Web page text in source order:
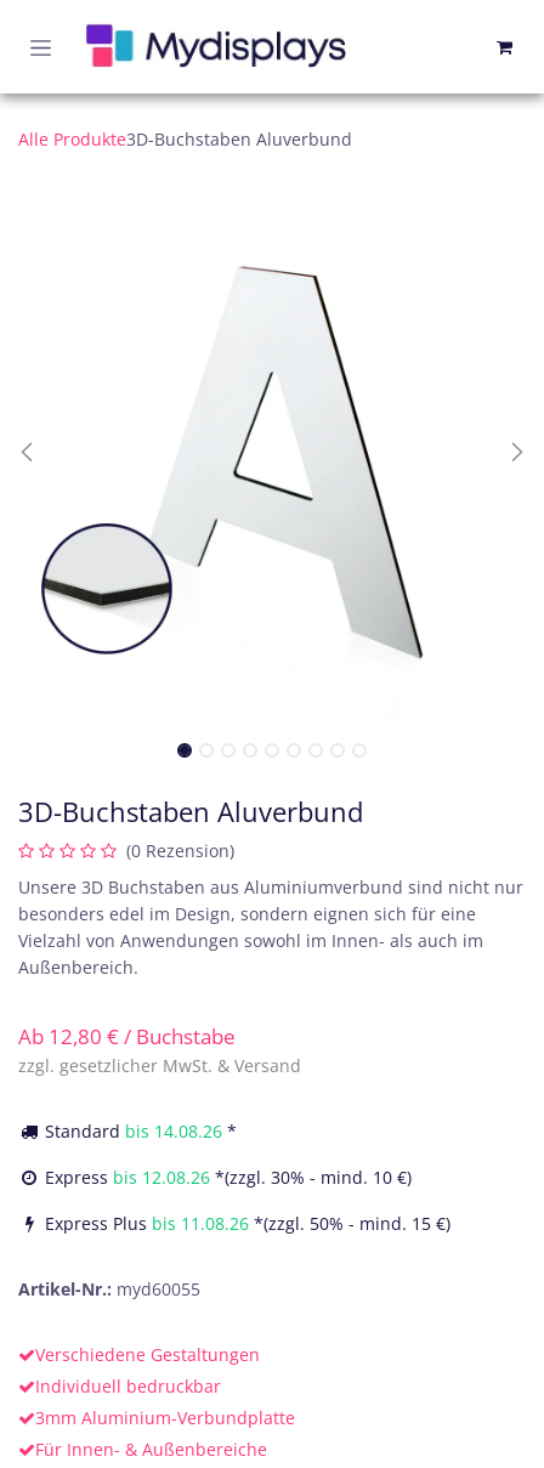
Alle Produkte3D-Buchstaben Aluverbund
3D-Buchstaben Aluverbund
(0 Rezension)
Unsere 3D Buchstaben aus Aluminiumverbund sind nicht nur
besonders edel im Design, sondern eignen sich für eine
Vielzahl von Anwendungen sowohl im Innen- als auch im
Außenbereich.
Ab 12,80 €/ Buchstabe
zzgl. gesetzlicher MwSt. & Versand
Standard bis 14.08.26 *
Express bis 12.08.26 *(zzgl. 30% - mind. 10 €)
Express Plus bis 11.08.26 *(zzgl. 50% - mind. 15 €)
Artikel-Nr.: myd60055
Verschiedene Gestaltungen
Individuell bedruckbar
3mm Aluminium-Verbundplatte
Für Innen- & Außenbereiche